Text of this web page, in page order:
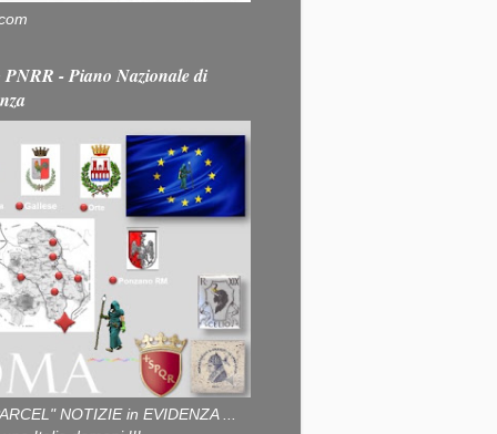
- Piano Nazionale di
NOTIZIE in EVIDENZA ...